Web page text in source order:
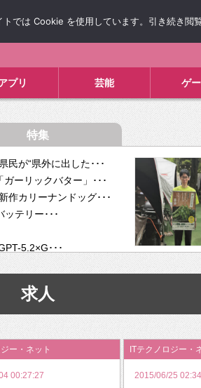
プリ 芸能 ゲ
特集
民が“県外に出した･･･
ーリックバター」･･･
作カリーナンドッグ･･･
テリー･･･
5.2×G･･･
･･･
”自分が今話し･･･
を渡す」 TE･･･
求人
ー・ネット
00:27:27
ITテクノロジー・
2015/06/25
では Cookie を使用しています。引き続き閲